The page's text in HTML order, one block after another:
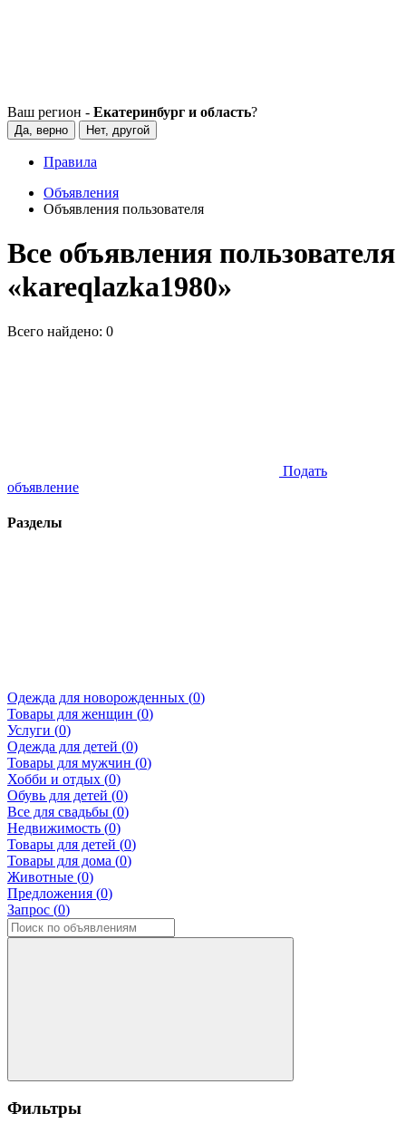
Ваш регион - Екатеринбург и область?
Да, верно Нет, другой
Правила
Объявления
Объявления пользователя
Все объявления пользователя
«kareqlazka1980»
Всего найдено: 0
Подать
объявление
Разделы
Одежда для новорожденных (0)
Товары для женщин (0)
Услуги (0)
Одежда для детей (0)
Товары для мужчин (0)
Хобби и отдых (0)
Обувь для детей (0)
Все для свадьбы (0)
Недвижимость (0)
Товары для детей (0)
Товары для дома (0)
Животные (0)
Предложения (0)
Запрос (0)
Фильтры